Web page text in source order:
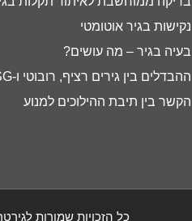
נקישות בגיר אוטומטי
בעיה בגיר – מה עושים?
ההבדלים בין גירים רציף, רובוטי ו-DSG
הקשר בין תיבת ההילוכים למנוע
כל הזכויות שמורות